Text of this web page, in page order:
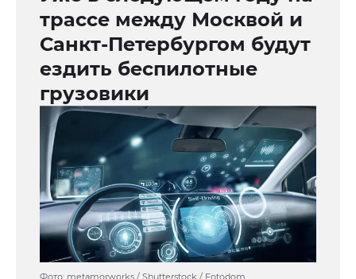
трассе между Москвой и
Санкт-Петербургом будут
ездить беспилотные
грузовики